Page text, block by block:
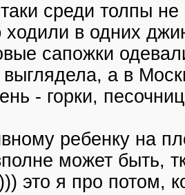
среди толпы
в одних
сапожки
выглядела, а в
- горки,
ребенку на
может быть,
это я про потом,